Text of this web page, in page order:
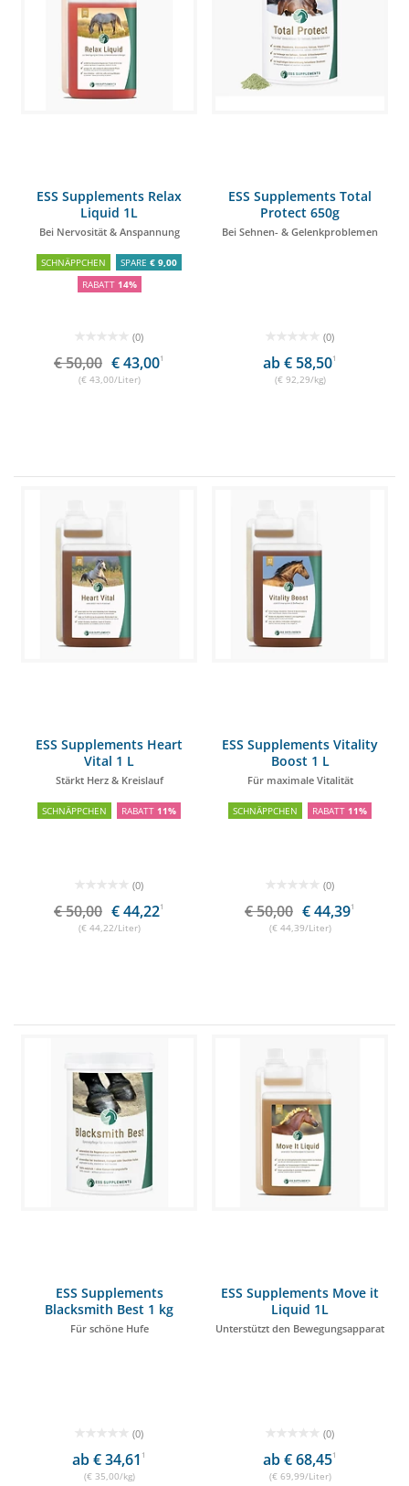
ESS Supplements Relax
Liquid 1L
Bei Nervosität & Anspannung
SCHNÄPPCHEN SPARE € 9,00
RABATT 14%
(0)
€ 50,00 € 43,001
(€ 43,00/Liter)
ESS Supplements Total
Protect 650g
Bei Sehnen- & Gelenkproblemen
(0)
ab € 58,501
(€ 92,29/kg)
ESS Supplements Heart
Vital 1 L
Stärkt Herz & Kreislauf
SCHNÄPPCHEN RABATT 11%
(0)
€ 50,00 € 44,221
(€ 44,22/Liter)
ESS Supplements Vitality
Boost 1 L
Für maximale Vitalität
SCHNÄPPCHEN RABATT 11%
(0)
€ 50,00 € 44,391
(€ 44,39/Liter)
ESS Supplements
Blacksmith Best 1 kg
Für schöne Hufe
(0)
ab € 34,61 1
(€ 35,00/kg)
ESS Supplements Move it
Liquid 1L
Unterstützt den Bewegungsapparat
(0)
ab € 68,451
(€ 69,99/Liter)